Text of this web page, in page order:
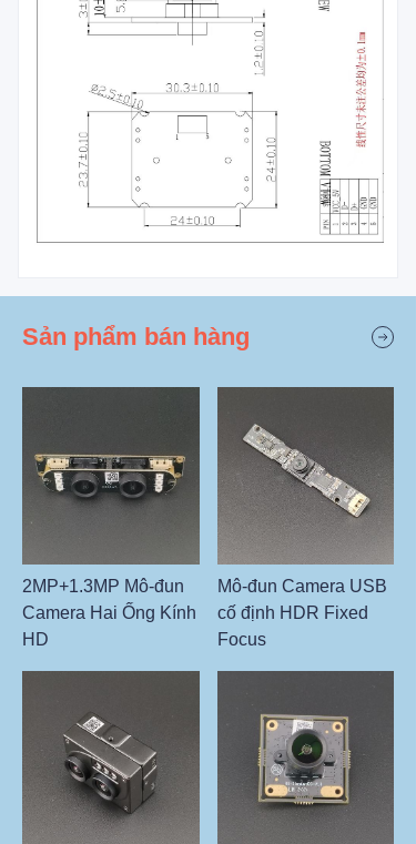
Sản phẩm bán hàng
2MP+1.3MP Mô-đun
Camera Hai Ống Kính
HD
Mô-đun Camera USB
cố định HDR Fixed
Focus